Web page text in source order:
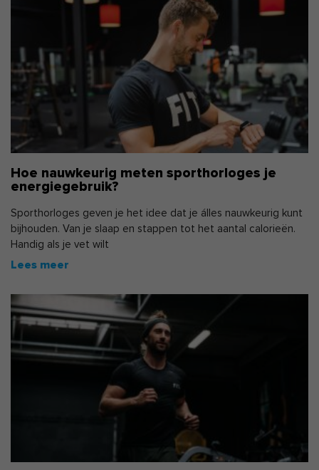
Hoe nauwkeurig meten sporthorloges je
energiegebruik?
Sporthorloges geven je het idee dat je álles nauwkeurig kunt
bijhouden. Van je slaap en stappen tot het aantal calorieën.
Handig als je vet wilt